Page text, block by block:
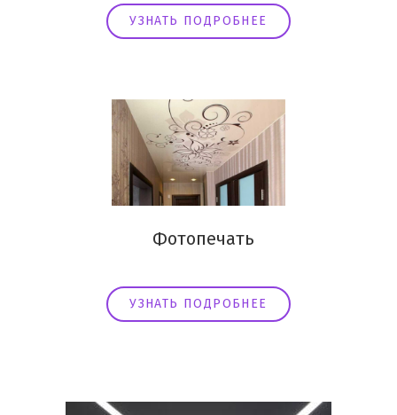
УЗНАТЬ ПОДРОБНЕЕ
Фотопечать
УЗНАТЬ ПОДРОБНЕЕ